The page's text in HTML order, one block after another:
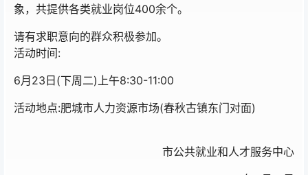
象，共提供各类就业岗位400余个。
请有求职意向的群众积极参加。
活动时间:
6月23日(下周二)上午8:30-11:00
活动地点:肥城市人力资源市场(春秋古镇东门对面)
市公共就业和人才服务中心